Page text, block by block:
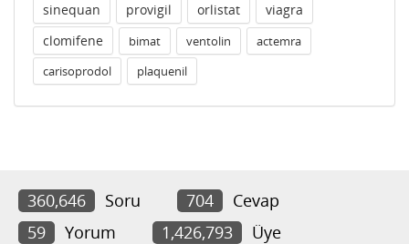
sinequan
provigil orlistat
viagra
clomifene
bimat ventolin
actemra
carisoprodol
plaquenil
360,646 Soru 704
Cevap
59
Yorum 1,426,793 Üye